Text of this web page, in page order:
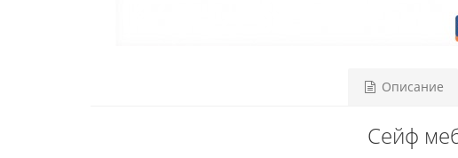
Описание
Сейф